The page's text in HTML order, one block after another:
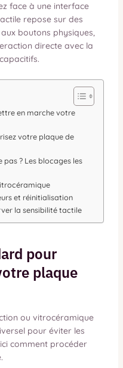
face à une interface
repose sur des
boutons physiques,
directe avec la
en marche votre
votre plaque de
pas ? Les blocages les
et réinitialisation
la sensibilité tactile
pour
plaque
ou vitrocéramique
pour éviter les
comment procéder